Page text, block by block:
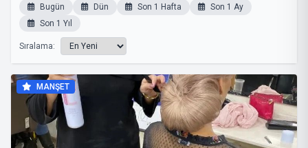
Bugün Dün Son 1 Hafta
Son 1 Ay
Son 1 Yıl
Sıralama:
MANŞET